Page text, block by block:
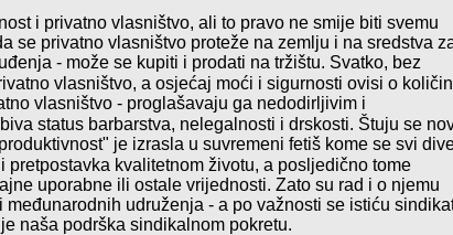
i privatno vlasništvo, ali to pravo ne smije biti svemu
se privatno vlasništvo proteže na zemlju i na sredstva
- može se kupiti i prodati na tržištu. Svatko, bez
vlasništvo, a osjećaj moći i sigurnosti ovisi o
vlasništvo - proglašavaju ga nedodirljivim i
status barbarstva, nelegalnosti i drskosti. Štuju se
je izrasla u suvremeni fetiš kome se svi
pretpostavka kvalitetnom životu, a posljedično tome
uporabne ili ostale vrijednosti. Zato su rad i o njemu
udruženja - a po važnosti se istiću
naša podrška sindikalnom pokretu.